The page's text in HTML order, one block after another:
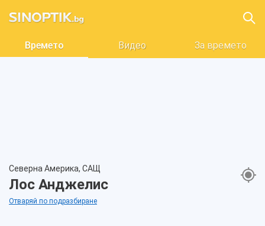
Времето Видео За времето
Северна Америка, САЩ
Лос Анджелис
Отваряй по подразбиране